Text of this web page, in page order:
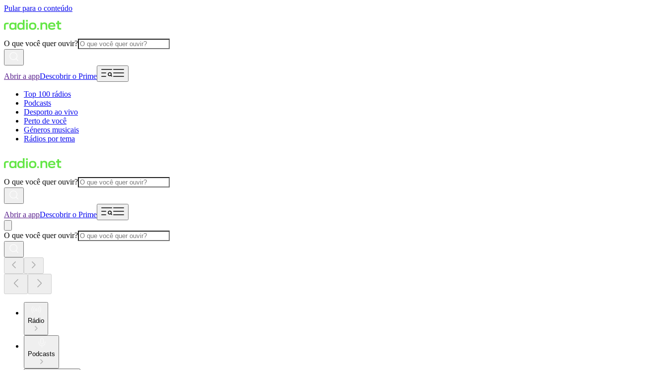
Pular para o conteúdo
O que você quer ouvir?
Abrir a appDescobrir o Prime
Top 100 rádios
Podcasts
Desporto ao vivo
Perto de você
Géneros musicais
Rádios por tema
O que você quer ouvir?
Abrir a appDescobrir o Prime
O que você quer ouvir?
Rádio
Podcasts